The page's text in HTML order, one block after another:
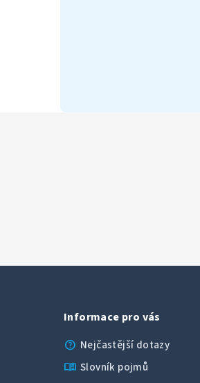
Informace pro vás
help Nejčastější dotazy
menu_book Slovník pojmů